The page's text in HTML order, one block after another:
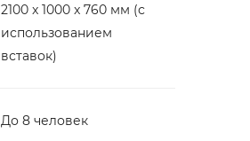
2100 x 1000 x 760 мм (с
использованием
вставок)
До 8 человек